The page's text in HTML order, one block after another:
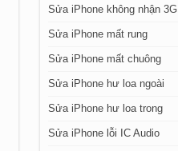
Sửa iPhone không nhận 3G
Sửa iPhone mất rung
Sửa iPhone mất chuông
Sửa iPhone hư loa ngoài
Sửa iPhone hư loa trong
Sửa iPhone lỗi IC Audio